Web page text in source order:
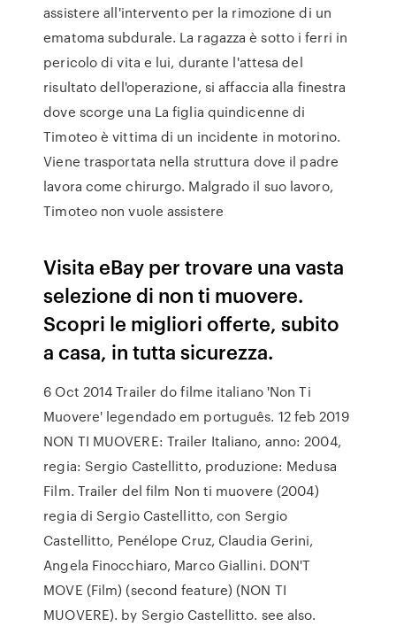
assistere all'intervento per la rimozione di un
ematoma subdurale. La ragazza è sotto i ferri in
pericolo di vita e lui, durante l'attesa del
risultato dell'operazione, si affaccia alla finestra
dove scorge una La figlia quindicenne di
Timoteo è vittima di un incidente in motorino.
Viene trasportata nella struttura dove il padre
lavora come chirurgo. Malgrado il suo lavoro,
Timoteo non vuole assistere
Visita eBay per trovare una vasta
selezione di non ti muovere.
Scopri le migliori offerte, subito
a casa, in tutta sicurezza.
6 Oct 2014 Trailer do filme italiano 'Non Ti
Muovere' legendado em português. 12 feb 2019
NON TI MUOVERE: Trailer Italiano, anno: 2004,
regia: Sergio Castellitto, produzione: Medusa
Film. Trailer del film Non ti muovere (2004)
regia di Sergio Castellitto, con Sergio
Castellitto, Penélope Cruz, Claudia Gerini,
Angela Finocchiaro, Marco Giallini. DON'T
MOVE (Film) (second feature) (NON TI
MUOVERE). by Sergio Castellitto. see also.